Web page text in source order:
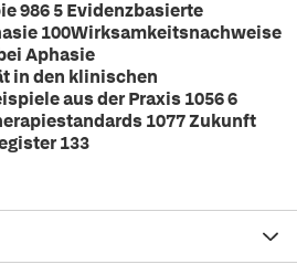
986 5 Evidenzbasierte
100Wirksamkeitsnachweise
Aphasie
in den klinischen
aus der Praxis 1056 6
1077 Zukunft
133